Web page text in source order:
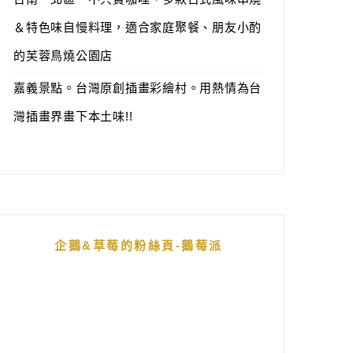
＆特色味自慢料理，適合家庭聚餐、朋友小酌
的芙蓉鳥燒公園店
嘉義景點。台灣原創插畫彩繪村。用熱情為台
灣插畫界畫下本土味!!
企鵝&草莓的粉絲頁-鵝莓派